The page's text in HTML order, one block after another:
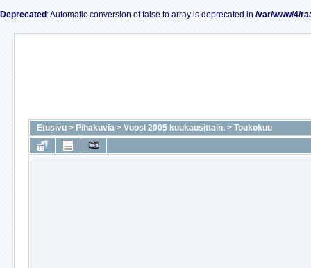
Deprecated : Automatic conversion of false to array is deprecated in /var/www/4/
Etusivu > Pihakuvia > Vuosi 2005 kuukausittain. > Toukokuu